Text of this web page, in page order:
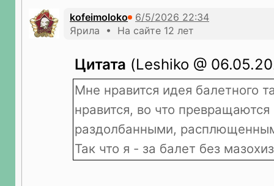
kofeimoloko
Ярила • На сайте 12 лет
Цитата (Leshiko @
Мне нравится идея балетного
нравится, во что
раздолбанными,
Так что я - за балет без